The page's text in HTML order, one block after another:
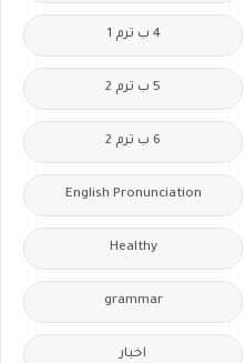
4 ب ترم 1
5 ب ترم 2
6 ب ترم 2
English Pronunciation
Healthy
grammar
اخبار